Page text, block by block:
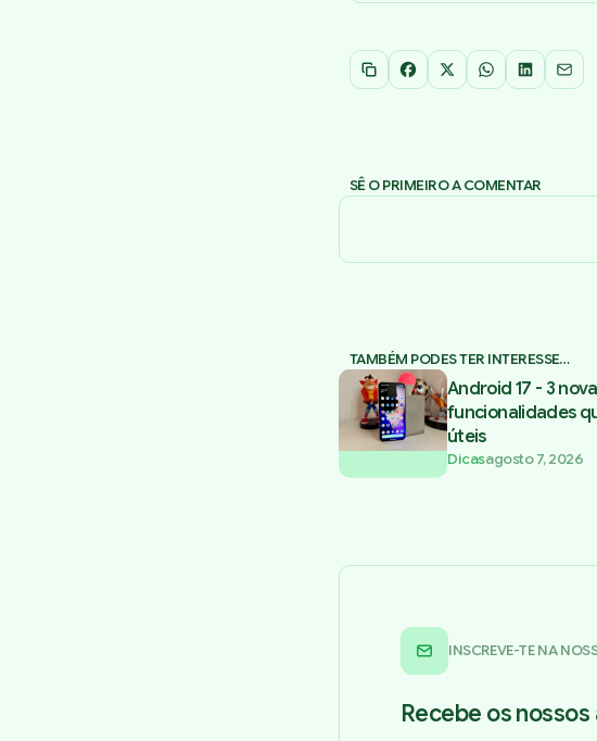
Copiar link
Facebook
X WhatsApp
LinkedInEmail
SÊ O PRIMEIRO A COMENTAR
TAMBÉM PODES TER INTERESSE…
Android 17 - 3
funcionalidades
úteis
Dicasagosto 7, 2026
INSCREVE-TE NA
Recebe os